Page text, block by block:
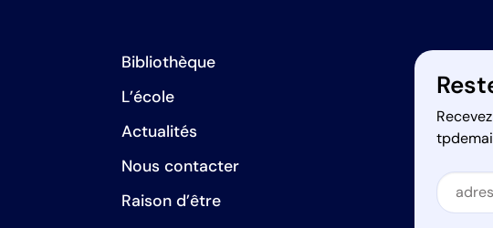
Bibliothèque
L’école
Actualités
Nous contacter
Raison d’être